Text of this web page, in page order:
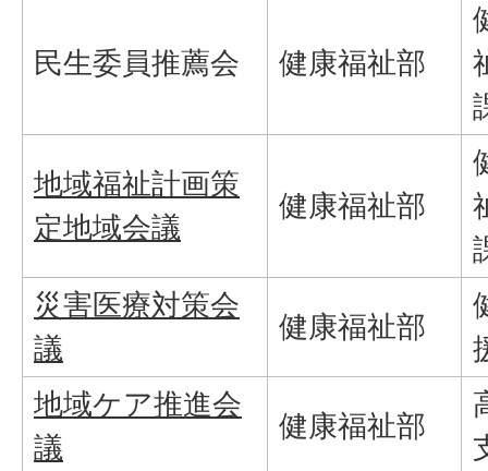
民生委員推薦会 健康福祉部
地域福祉計画策
定地域会議
健康福祉部
災害医療対策会
議
健康福祉部
地域ケア推進会
議
健康福祉部